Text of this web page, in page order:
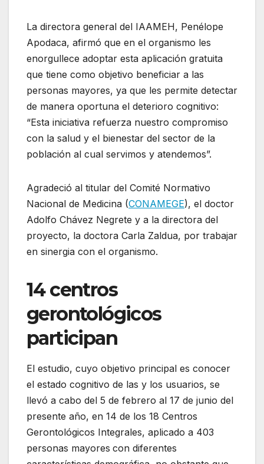
La directora general del IAAMEH, Penélope
Apodaca, afirmó que en el organismo les
enorgullece adoptar esta aplicación gratuita
que tiene como objetivo beneficiar a las
personas mayores, ya que les permite detectar
de manera oportuna el deterioro cognitivo:
“Esta iniciativa refuerza nuestro compromiso
con la salud y el bienestar del sector de la
población al cual servimos y atendemos”.
Agradeció al titular del Comité Normativo
Nacional de Medicina (CONAMEGE), el doctor
Adolfo Chávez Negrete y a la directora del
proyecto, la doctora Carla Zaldua, por trabajar
en sinergia con el organismo.
14 centros
gerontológicos
participan
El estudio, cuyo objetivo principal es conocer
el estado cognitivo de las y los usuarios, se
llevó a cabo del 5 de febrero al 17 de junio del
presente año, en 14 de los 18 Centros
Gerontológicos Integrales, aplicado a 403
personas mayores con diferentes